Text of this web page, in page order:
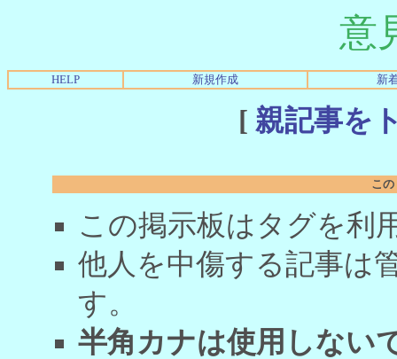
意
HELP 新規作成 新
[ 親記事を
こ
この掲示板はタグを利
他人を中傷する記事は
す。
半角カナは使用しない